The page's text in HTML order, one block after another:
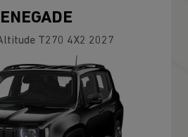
T270 4X2 2027